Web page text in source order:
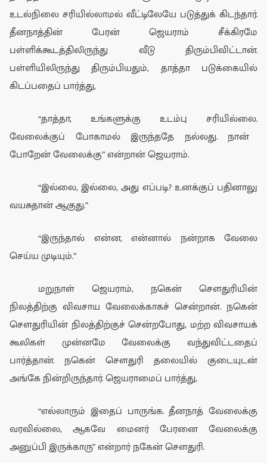
உடல்நிலை சரியில்லாமல் வீட்டிலேயே படுத்துக் கிடந்தார்.
தீனநாத்தின் பேரன் ஜெயராம் சீக்கிரமே
பள்ளிக்கூடத்திலிருந்து வீடு திரும்பிவிட்டான்.
பள்ளியிலிருந்து திரும்பியதும், தாத்தாபடுக்கையில்
கிடப்பதைப் பார்த்து,
“தாத்தா, உங்களுக்கு உடம்பு சரியில்லை.
வேலைக்குப் போகாமல்இருந்ததே நல்லது. நான்
போறேன்வேலைக்கு” என்றான்ஜெயராம்.
“இல்லை,இல்லை,அது எப்படி?உனக்குப் பதினாலு
வயசுதான் ஆகுது.”
“இருந்தால் என்ன, என்னால் நன்றாக வேலை
செய்ய முடியும்.”
மறுநாள் ஜெயராம், நகென் சௌதுரியின்
நிலத்திற்கு விவசாய வேலைக்காகச் சென்றான். நகென்
சௌதுரியின் நிலத்திற்குச் சென்றபோது, மற்ற விவசாயக்
கூலிகள் முன்னமே வேலைக்குவந்துவிட்டதைப்
பார்த்தான். நகென் சௌதுரி தலையில் குடையுடன்
அங்கேநின்றிருந்தார். ஜெயராமைப் பார்த்து,
“எல்லாரும் இதைப் பாருங்க.தீனநாத் வேலைக்கு
வரவில்லை, ஆகவே மைனர் பேரனை வேலைக்கு
அனுப்பிஇருக்காரு” என்றார் நகேன் சௌதுரி.